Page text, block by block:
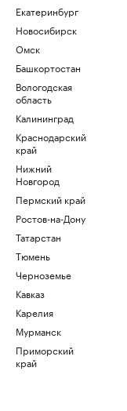
Екатеринбург
Новосибирск
Омск
Башкортостан
Вологодская
область
Калининград
Краснодарский
край
Нижний
Новгород
Пермский край
Ростов-на-Дону
Татарстан
Тюмень
Черноземье
Кавказ
Карелия
Мурманск
Приморский
край